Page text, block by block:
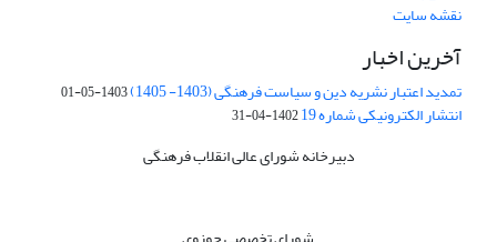
نقشه سایت
آخرین اخبار
تمدید اعتبار نشریه دین و سیاست فرهنگی (1403- 1405) 1403-05-01
انتشار الکترونیکی شماره 19 1402-04-31
دبیرخانه شورای عالی انقلاب فرهنگی